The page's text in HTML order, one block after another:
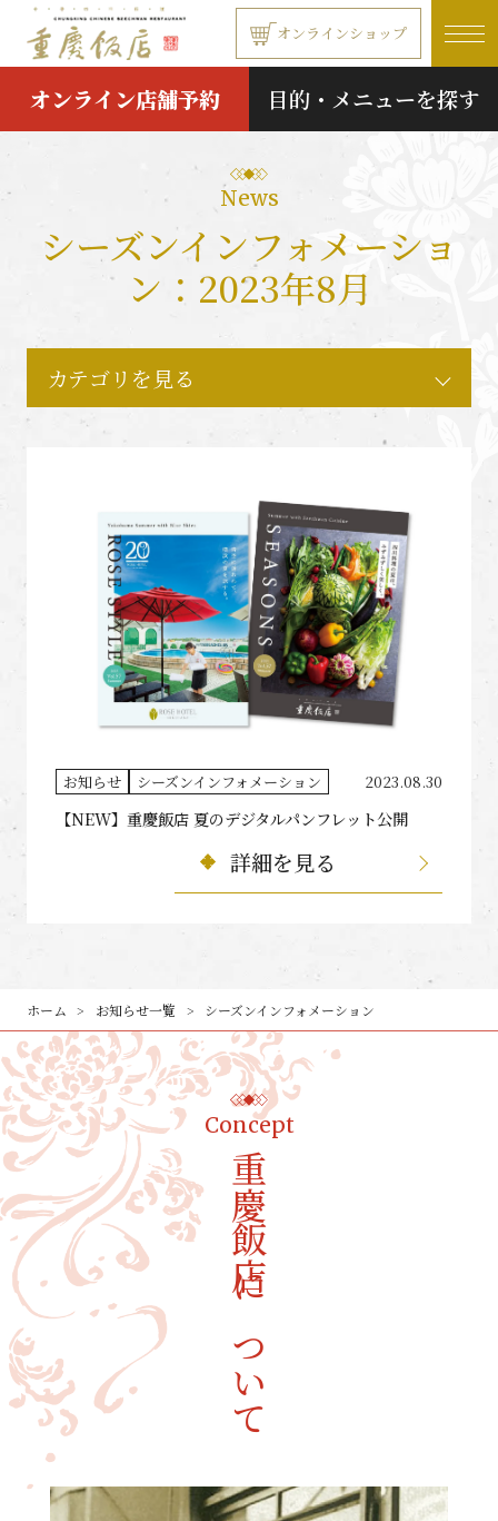
本文へ移動する オンラインショップ
オンライン店舗予約 目的・メニューを探す
News
シーズンインフォメーショ
ン：2023年8月
カテゴリを見る
お知らせ シーズンインフォメーション 2023.08.30
【NEW】重慶飯店 夏のデジタルパンフレット公開
詳細を見る
ホーム お知らせ一覧 シーズンインフォメーション
Concept
重慶飯店について